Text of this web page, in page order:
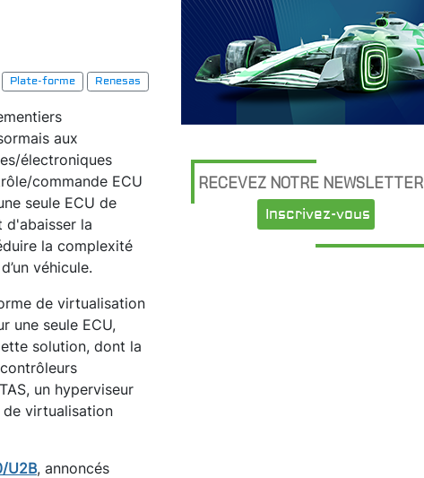
Plate-forme
Renesas
aux
électroniques
commande ECU
seule ECU de
d'abaisser la
la complexité
véhicule.
de virtualisation
une seule ECU,
solution, dont la
un hyperviseur
virtualisation
U2B, annoncés
RECEVEZ NOTRE NEWSLETTER
Inscrivez-vous